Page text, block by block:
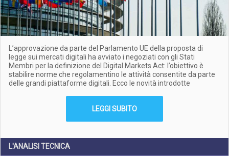
L’approvazione da parte del Parlamento UE della proposta di
legge sui mercati digitali ha avviato i negoziati con gli Stati
Membri per la definizione del Digital Markets Act: l’obiettivo è
stabilire norme che regolamentino le attività consentite da parte
delle grandi piattaforme digitali. Ecco le novità introdotte
LEGGI SUBITO
L'ANALISI TECNICA